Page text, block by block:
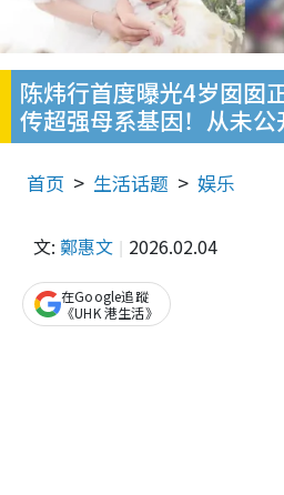
陈炜行首度曝光4岁囡囡
传超强母系基因！从未
首页 生活话题 娱乐
文: 鄭惠文 2026.02.04
在Google追蹤
《UHK 港生活》